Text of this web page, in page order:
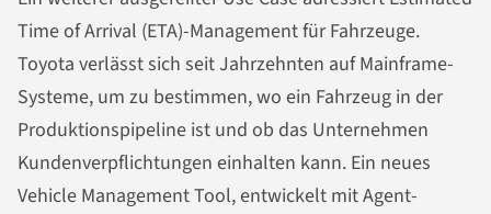
Time of Arrival (ETA)-Management für Fahrzeuge.
Toyota verlässt sich seit Jahrzehnten auf Mainframe-
Systeme, um zu bestimmen, wo ein Fahrzeug in der
Produktionspipeline ist und ob das Unternehmen
Kundenverpflichtungen einhalten kann. Ein neues
Vehicle Management Tool, entwickelt mit Agent-